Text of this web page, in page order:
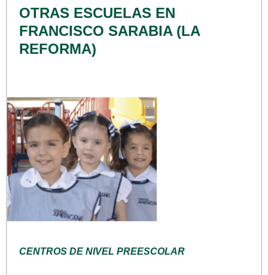
OTRAS ESCUELAS EN
FRANCISCO SARABIA (LA
REFORMA)
CENTROS DE NIVEL PREESCOLAR